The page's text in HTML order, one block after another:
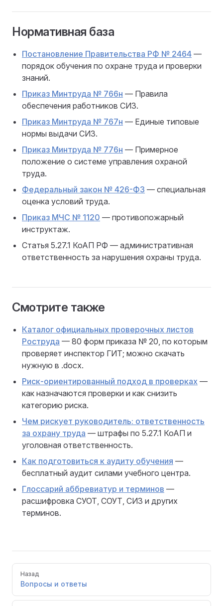
Нормативная база
Постановление Правительства РФ № 2464 —
порядок обучения по охране труда и проверки
знаний.
Приказ Минтруда № 766н — Правила
обеспечения работников СИЗ.
Приказ Минтруда № 767н — Единые типовые
нормы выдачи СИЗ.
Приказ Минтруда № 776н — Примерное
положение о системе управления охраной
труда.
Федеральный закон № 426-ФЗ — специальная
оценка условий труда.
Приказ МЧС № 1120 — противопожарный
инструктаж.
Статья 5.27.1 КоАП РФ — административная
ответственность за нарушения охраны труда.
Смотрите также
Каталог официальных проверочных листов
Роструда — 80 форм приказа № 20, по которым
проверяет инспектор ГИТ; можно скачать
нужную в .docx.
Риск-ориентированный подход в проверках —
как назначаются проверки и как снизить
категорию риска.
Чем рискует руководитель: ответственность
за охрану труда — штрафы по 5.27.1 КоАП и
уголовная ответственность.
Как подготовиться к аудиту обучения —
бесплатный аудит силами учебного центра.
Глоссарий аббревиатур и терминов —
расшифровка СУОТ, СОУТ, СИЗ и других
терминов.
PagerНазад
Вопросы и ответы